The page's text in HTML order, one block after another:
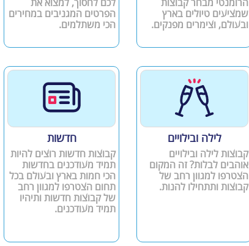
הרומנטי מבחר קבוצות
שמציעים טיולים בארץ
ובעולם, וצימרים מפנקים.
לכם לחסוך, למצוא את
הפרטים המגניבים במחירים
הכי משתלמים.
לילה ובילויים
קבוצות לילה ובילויים
אוהבים לבלות? זה המקום
הצטרפו למגוון רחב של
קבוצות ותתחילו להנות.
חדשות
קבוצות חדשות רוצים להיות
תמיד מעודכנים בחדשות
הכי חמות בארץ ובעולם בכל
תחום הצטרפו למגוון רחב
של קבוצות חדשות ותיהיו
תמיד מעודכנים.